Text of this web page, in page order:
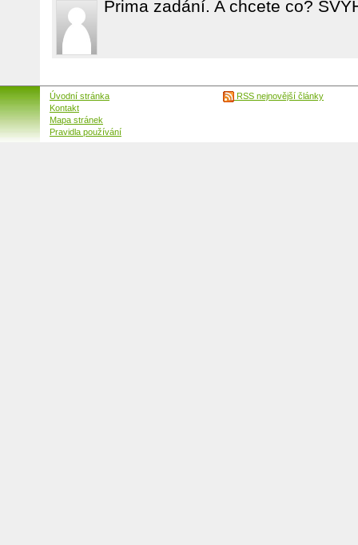
Prima zadání. A chcete co?
Úvodní stránka
Kontakt
Mapa stránek
Pravidla používání
RSS nejnovější články